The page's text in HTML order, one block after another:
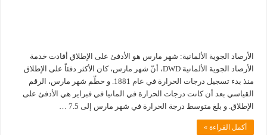
الأرصاد الجوية الألمانية: شهر مارس هو الأدفئ على الإطلاق أفادت خدمة
الأرصاد الجوية الألمانية DWD، أنّ شهر مارس، كان الأكثر دفئاً على الإطلاق
منذ بدء تسجيل درجات الحرارة في عام 1881. و حطّم شهر مارس، الرقم
القياسي بعد أن كانت درجات الحرارة في المانيا في فبراير هي الأدفئ على
الإطلاق. و بلغ متوسط ​​درجة الحرارة في شهر مارس إلى 7.5 …
أكمل القراءة »